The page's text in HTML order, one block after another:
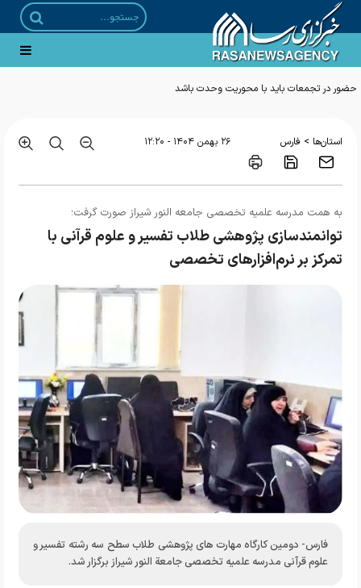
استان‌ها > فارس ۲۶ بهمن ۱۴۰۴ - ۱۲:۲۰
به همت مدرسه علمیه تخصصی جامعه النور شیراز صورت گرفت؛
توانمندسازی پژوهشی طلاب تفسیر و علوم قرآنی با
تمرکز بر نرم‌افزارهای تخصصی
فارس- دومین کارگاه مهارت‌ های پژوهشی طلاب سطح سه رشته تفسیر و
علوم قرآنی مدرسه علمیه تخصصی جامعة النور شیراز برگزار شد.